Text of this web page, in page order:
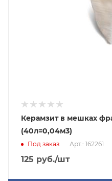
Керамзит в мешках
(40л=0,04м3)
Под заказ Арт.: 162261
125 руб./шт